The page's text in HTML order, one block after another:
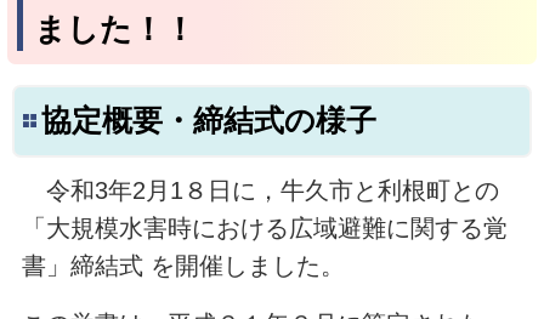
ました！！
協定概要・締結式の様子
令和3年2月1８日に，牛久市と利根町との
「大規模水害時における広域避難に関する覚
書」締結式 を開催しました。